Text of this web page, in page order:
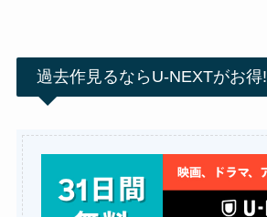
過去作見るならU-NEXTがお得!